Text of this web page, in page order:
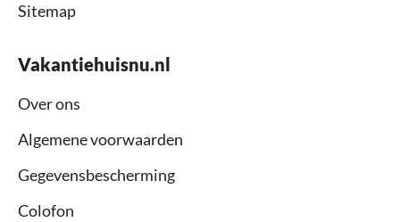
Sitemap
Vakantiehuisnu.nl
Over ons
Algemene voorwaarden
Gegevensbescherming
Colofon